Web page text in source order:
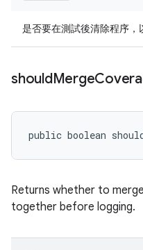
是否要在測試後清除程序，
shouldMerge
public boolean
Returns whether to
together before logging.